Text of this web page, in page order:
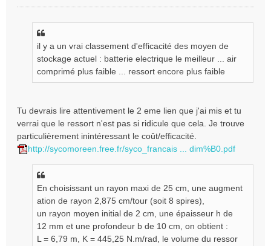
l
u
il y a un vrai classement d'efficacité des moyen de
stockage actuel : batterie electrique le meilleur ... air
comprimé plus faible ... ressort encore plus faible
Tu devrais lire attentivement le 2 eme lien que j'ai mis et tu
verrai que le ressort n'est pas si ridicule que cela. Je trouve
particulièrement inintéressant le coût/efficacité.
http://sycomoreen.free.fr/syco_francais ... dim%B0.pdf
En choisissant un rayon maxi de 25 cm, une augment
ation de rayon 2,875 cm/tour (soit 8 spires),
un rayon moyen initial de 2 cm, une épaisseur h de
12 mm et une profondeur b de 10 cm, on obtient :
L = 6,79 m, K = 445,25 N.m/rad, le volume du ressor